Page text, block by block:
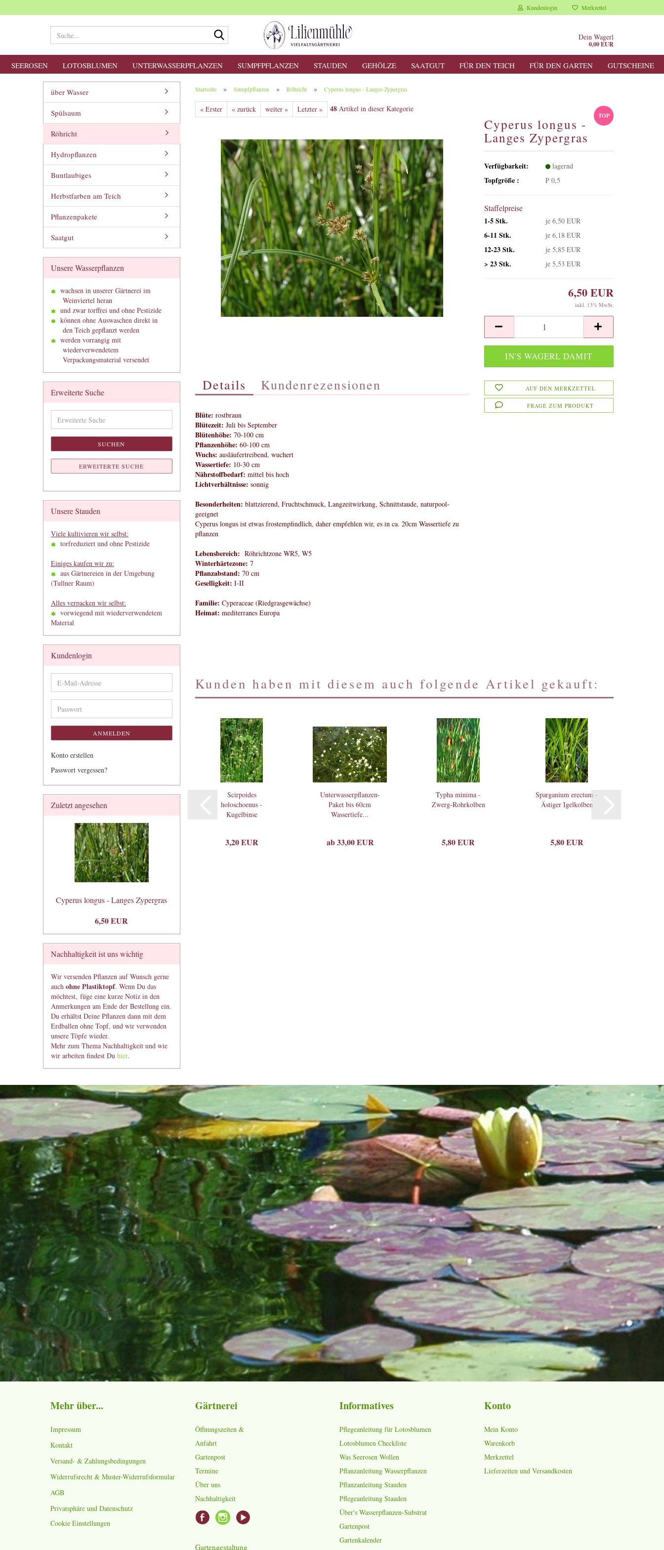
Kundenlogin Merkzettel
Dein Wagerl
0,00 EUR
SEEROSEN LOTOSBLUMEN UNTERWASSERPFLANZEN SUMPFPFLANZEN STAUDEN GEHÖLZE SAATGUT FÜR DEN TEICH FÜR DEN GARTEN GUTSCHEINE
Startseite » Sumpfpflanzen » Röhricht » Cyperus longus - Langes Zypergras
« Erster « zurück weiter » Letzter » 48Artikel in dieser Kategorie
TOP
Cyperus longus -
Langes Zypergras
Verfügbarkeit: lagernd
Topfgröße : P 0,5
Staffelpreise
1-5 Stk.
je 6,50 EUR
6-11 Stk. je 6,18 EUR
12-23 Stk. je 5,85 EUR
> 23 Stk. je 5,53 EUR
6,50 EUR
inkl. 13% MwSt.
AUF DEN MERKZETTEL
FRAGE ZUM PRODUKT
Details Kundenrezensionen
Blüte: rostbraun
Blütezeit: Juli bis September
Blütenhöhe: 70-100 cm
Pflanzenhöhe: 60-100 cm
Wuchs: ausläufertreibend, wuchert
Wassertiefe: 10-30 cm
Nährstoffbedarf: mittel bis hoch
Lichtverhältnisse: sonnig
Besonderheiten: blattzierend, Fruchtschmuck, Langzeitwirkung, Schnittstaude, naturpool-
geeignet
Cyperus longus ist etwas frostempfindlich, daher empfehlen wir, es in ca. 20cm Wassertiefe zu
pflanzen
Lebensbereich: Röhrichtzone WR5, W5
Winterhärtezone: 7
Pflanzabstand: 70 cm
Geselligkeit: I-II
Familie: Cyperaceae (Riedgrasgewächse)
Heimat: mediterranes Europa
Kunden haben mit diesem auch folgende Artikel gekauft:
Scirpoides
holoschoenus -
Kugelbinse
3,20 EUR
Unterwasserpflanzen-
Paket bis 60cm
Wassertiefe...
ab 33,00 EUR
Typha minima -
Zwerg-Rohrkolben
5,80 EUR
Sparganium erectum -
Ästiger Igelkolben
5,80 EUR
über Wasser
Spülsaum
Röhricht
Hydropflanzen
Buntlaubiges
Herbstfarben am Teich
Pflanzenpakete
Saatgut
Unsere Wasserpflanzen
wachsen in unserer Gärtnerei im
Weinviertel heran
und zwar torffrei und ohne Pestizide
können ohne Auswaschen direkt in
den Teich gepflanzt werden
werden vorrangig mit
wiederverwendetem
Verpackungsmaterial versendet
Erweiterte Suche
Suche
SUCHEN
ERWEITERTE SUCHE
Unsere Stauden
Viele kultivieren wir selbst:
torfreduziert und ohne Pestizide
Einiges kaufen wir zu:
aus Gärtnereien in der Umgebung
(Tullner Raum)
Alles verpacken wir selbst:
vorwiegend mit wiederverwendetem
Material
Kundenlogin
E-
Mail-
Adresse
Passwort
ANMELDEN
Konto erstellen
Passwort vergessen?
Zuletzt angesehen
Cyperus longus - Langes Zypergras
6,50 EUR
Nachhaltigkeit ist uns wichtig
Wir versenden Pflanzen auf Wunsch gerne
auch ohne Plastiktopf. Wenn Du das
möchtest, füge eine kurze Notiz in den
Anmerkungen am Ende der Bestellung ein.
Du erhältst Deine Pflanzen dann mit dem
Erdballen ohne Topf, und wir verwenden
unsere Töpfe wieder.
Mehr zum Thema Nachhaltigkeit und wie
wir arbeiten findest Du hier.
Mehr über...
Impressum
Kontakt
Versand- & Zahlungsbedingungen
Widerrufsrecht & Muster-Widerrufsformular
AGB
Privatsphäre und Datenschutz
Cookie Einstellungen
Gärtnerei
Öffnungszeiten &
Anfahrt
Gartenpost
Termine
Über uns
Nachhaltigkeit
Gartengestaltung
Informatives
Pflegeanleitung für Lotosblumen
Lotosblumen Checkliste
Was Seerosen Wollen
Pflanzanleitung Wasserpflanzen
Pflanzanleitung Stauden
Pflegeanleitung Stauden
Über's Wasserpflanzen-Substrat
Gartenpost
Gartenkalender
Konto
Mein Konto
Warenkorb
Merkzettel
Lieferzeiten und Versandkosten